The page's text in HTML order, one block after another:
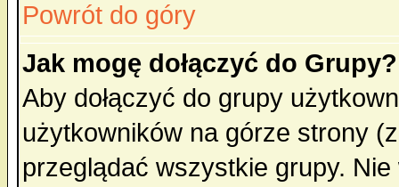
Powrót do góry
Jak mogę dołączyć do Grupy?
Aby dołączyć do grupy
użytkowników na górze strony
przeglądać wszystkie grupy.